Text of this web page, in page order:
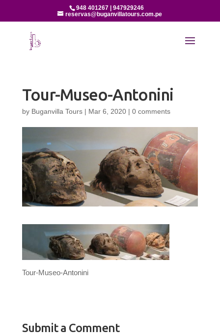
948 401267 | 947929246
reservas@buganvillatours.com.pe
Tour-Museo-Antonini
by Buganvilla Tours| Mar 6, 2020| 0 comments
Tour-Museo-Antonini
Submit a Comment